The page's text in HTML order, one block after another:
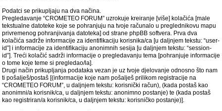
Podatci se prikupljaju na dva načina.
Pregledavanje “CROMETEO FORUM” uzrokuje kreiranje [više] kolačića [male
tekstualne datoteke koje se pohranjuju na tvoje računalo u preglednikovu mapu
privremenog pohranjivanja datoteka] od strane phpBB softvera. Prva dva
kolačića sadrže informacije za identifikaciju korisnika/ca [u daljnjem tekstu: “user-
id”] i informacije za identifikaciju anonimnih sesija [u daljnjem tekstu: “session-
id”]. Treći kolačić sadrži informacije o pregledavanju tema [pohranjuje informacije
o tome koje teme si pregledao/la].
Drugi način prikupljanja podataka vezan je uz tvoje djelovanje odnosno što nam
ti pošalješ/postaš [(informacije koje nam pošalješ prilikom registracije na
“CROMETEO FORUM”, u daljnjem tekstu: korisnički račun), (kada postaš kao
anonimni/a korisnik/ca, u daljnjem tekstu: anonimno postanje) te (kada postaš
kao registriran/a korisnik/ca, u daljnjem tekstu: korisničko postanje)].